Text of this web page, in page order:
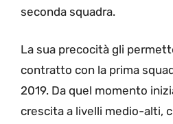
seconda squadra.
La sua precocità gli
contratto con la prima
2019. Da quel momento
crescita a livelli medio-alti,